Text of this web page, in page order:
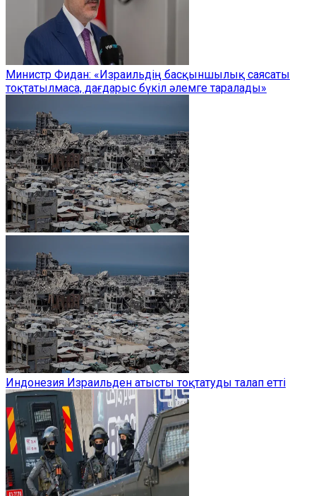
Министр Фидан: «Израильдің басқыншылық саясаты
тоқтатылмаса, дағдарыс бүкіл әлемге таралады»
Индонезия Израильден атысты тоқтатуды талап етті